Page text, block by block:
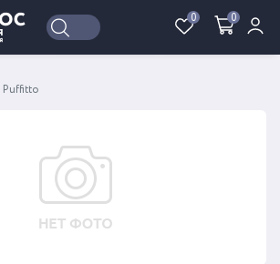
0 0
Войти Регистрация
Puffitto